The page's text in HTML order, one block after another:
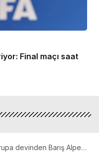
Final maçı saat
devinden Barış Alper